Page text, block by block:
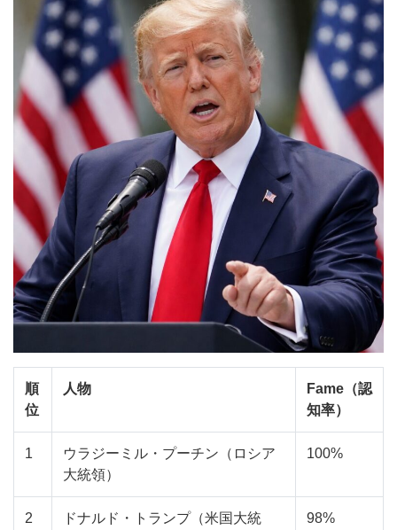
順
位
人物
Fame（認
知率）
1
ウラジーミル・プーチン（ロシア
大統領）
100%
2
ドナルド・トランプ（米国大統
98%